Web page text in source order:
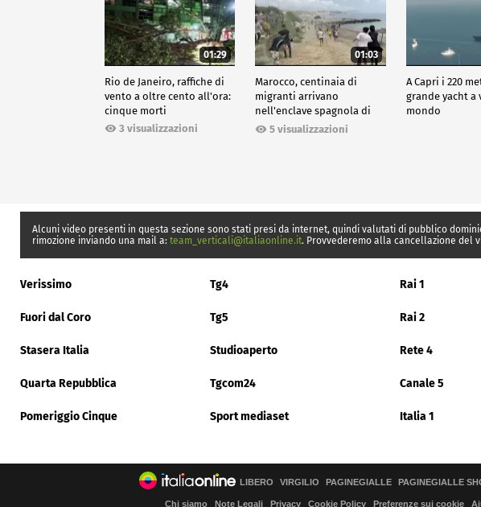
01:29
Rio de Janeiro, raffiche di
vento a oltre cento all'ora:
cinque morti
3 visualizzazioni
01:03
Marocco, centinaia di
migranti arrivano
nell'enclave spagnola di
Ceuta5 visualizzazioni
A Capri i 220
grande yacht a
mondo
Alcuni video presenti in questa sezione sono stati presi da internet, quindi valutati di pubblico
rimozione inviando una mail a: team_verticali@italiaonline.it. Provvederemo alla cancellazione del
Verissimo Tg4 Rai 1
Fuori dal Coro Tg5 Rai 2
Stasera Italia Studioaperto Rete 4
Quarta Repubblica Tgcom24 Canale 5
Pomeriggio Cinque Sport mediaset Italia 1
LIBERO VIRGILIO PAGINEGIALLE PAGINEGIALLE
Chi siamo Note Legali Privacy Cookie Policy Preferenze sui cookie